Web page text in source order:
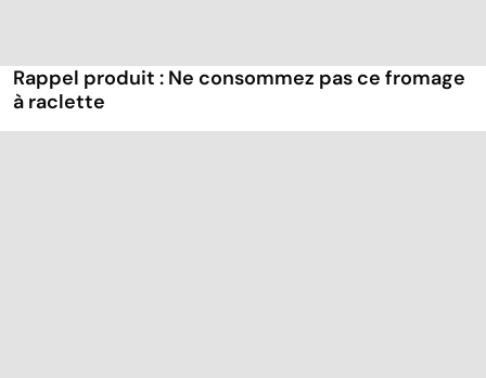
Rappel produit : Ne consommez pas ce fromage
à raclette